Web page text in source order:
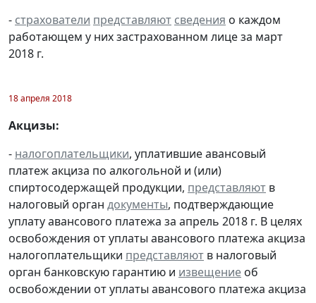
- страхователи представляют сведения о каждом
работающем у них застрахованном лице за март
2018 г.
18 апреля 2018
Акцизы:
- налогоплательщики, уплатившие авансовый
платеж акциза по алкогольной и (или)
спиртосодержащей продукции, представляют в
налоговый орган документы, подтверждающие
уплату авансового платежа за апрель 2018 г. В целях
освобождения от уплаты авансового платежа акциза
налогоплательщики представляют в налоговый
орган банковскую гарантию и извещение об
освобождении от уплаты авансового платежа акциза